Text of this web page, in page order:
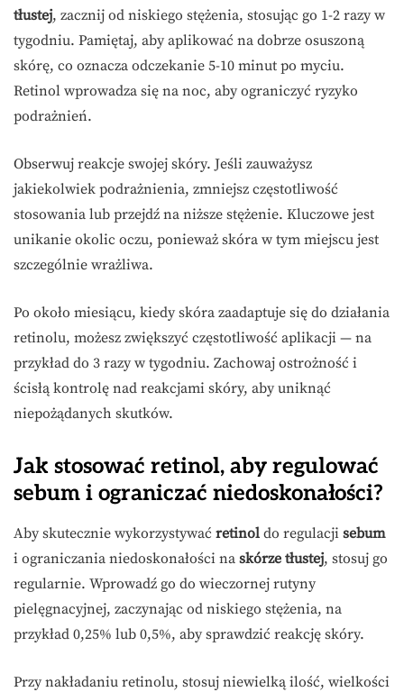
tłustej, zacznij od niskiego stężenia, stosując go 1-2 razy w
tygodniu. Pamiętaj, aby aplikować na dobrze osuszoną
skórę, co oznacza odczekanie 5-10 minut po myciu.
Retinol wprowadza się na noc, aby ograniczyć ryzyko
podrażnień.
Obserwuj reakcje swojej skóry. Jeśli zauważysz
jakiekolwiek podrażnienia, zmniejsz częstotliwość
stosowania lub przejdź na niższe stężenie. Kluczowe jest
unikanie okolic oczu, ponieważ skóra w tym miejscu jest
szczególnie wrażliwa.
Po około miesiącu, kiedy skóra zaadaptuje się do działania
retinolu, możesz zwiększyć częstotliwość aplikacji — na
przykład do 3 razy w tygodniu. Zachowaj ostrożność i
ścisłą kontrolę nad reakcjami skóry, aby uniknąć
niepożądanych skutków.
Jak stosować retinol, aby regulować
sebum i ograniczać niedoskonałości?
Aby skutecznie wykorzystywać retinol do regulacji sebum
i ograniczania niedoskonałości na skórze tłustej, stosuj go
regularnie. Wprowadź go do wieczornej rutyny
pielęgnacyjnej, zaczynając od niskiego stężenia, na
przykład 0,25% lub 0,5%, aby sprawdzić reakcję skóry.
Przy nakładaniu retinolu, stosuj niewielką ilość, wielkości